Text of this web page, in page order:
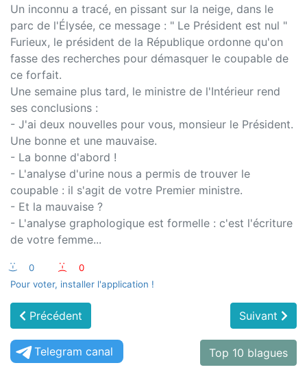
Un inconnu a tracé, en pissant sur la neige, dans le
parc de l'Élysée, ce message : " Le Président est nul "
Furieux, le président de la République ordonne qu'on
fasse des recherches pour démasquer le coupable de
ce forfait.
Une semaine plus tard, le ministre de l'Intérieur rend
ses conclusions :
- J'ai deux nouvelles pour vous, monsieur le Président.
Une bonne et une mauvaise.
- La bonne d'abord !
- L'analyse d'urine nous a permis de trouver le
coupable : il s'agit de votre Premier ministre.
- Et la mauvaise ?
- L'analyse graphologique est formelle : c'est l'écriture
de votre femme...
:-) 0 :-(
0
Pour voter, installer l'application !
Précédent Suivant
Telegram canal Top 10 blagues